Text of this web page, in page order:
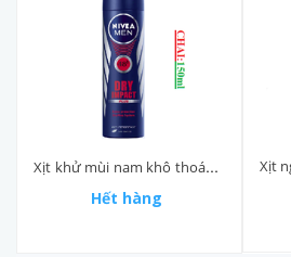
Xịt khử mùi nam khô thoáng Nivea men Dry Impact chai 150ml
Hết hàng